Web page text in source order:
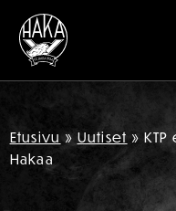
Siirry sisältöön
Etusivu » Uutiset »
Hakaa